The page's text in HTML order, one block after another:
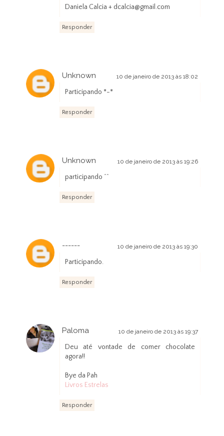
Daniela Calcia + dcalcia@gmail.com
Responder
Unknown 10 de janeiro de 2013 às 18:02
Participando *-*
Responder
Unknown 10 de janeiro de 2013 às 19:26
participando ^^
Responder
------ 10 de janeiro de 2013 às 19:30
Participando.
Responder
Paloma 10 de janeiro de 2013 às 19:37
Deu até vontade de comer chocolate
agora!!
Bye da Pah
Livros Estrelas
Responder